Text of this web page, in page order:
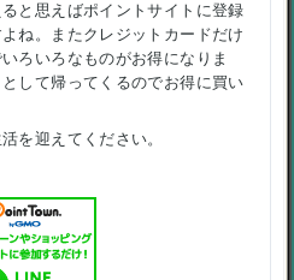
と思えばポイントサイトに登録
ね。またクレジットカードだけ
ろいろなものがお得になりま
して帰ってくるのでお得に買い
を迎えてください。